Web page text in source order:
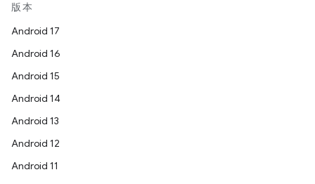
版本
Android 17
Android 16
Android 15
Android 14
Android 13
Android 12
Android 11